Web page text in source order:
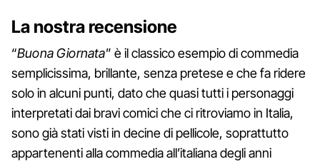
La nostra recensione
“Buona Giornata” è il classico esempio di commedia
semplicissima, brillante, senza pretese e che fa ridere
solo in alcuni punti, dato che quasi tutti i personaggi
interpretati dai bravi comici che ci ritroviamo in Italia,
sono già stati visti in decine di pellicole, soprattutto
appartenenti alla commedia all’italiana degli anni